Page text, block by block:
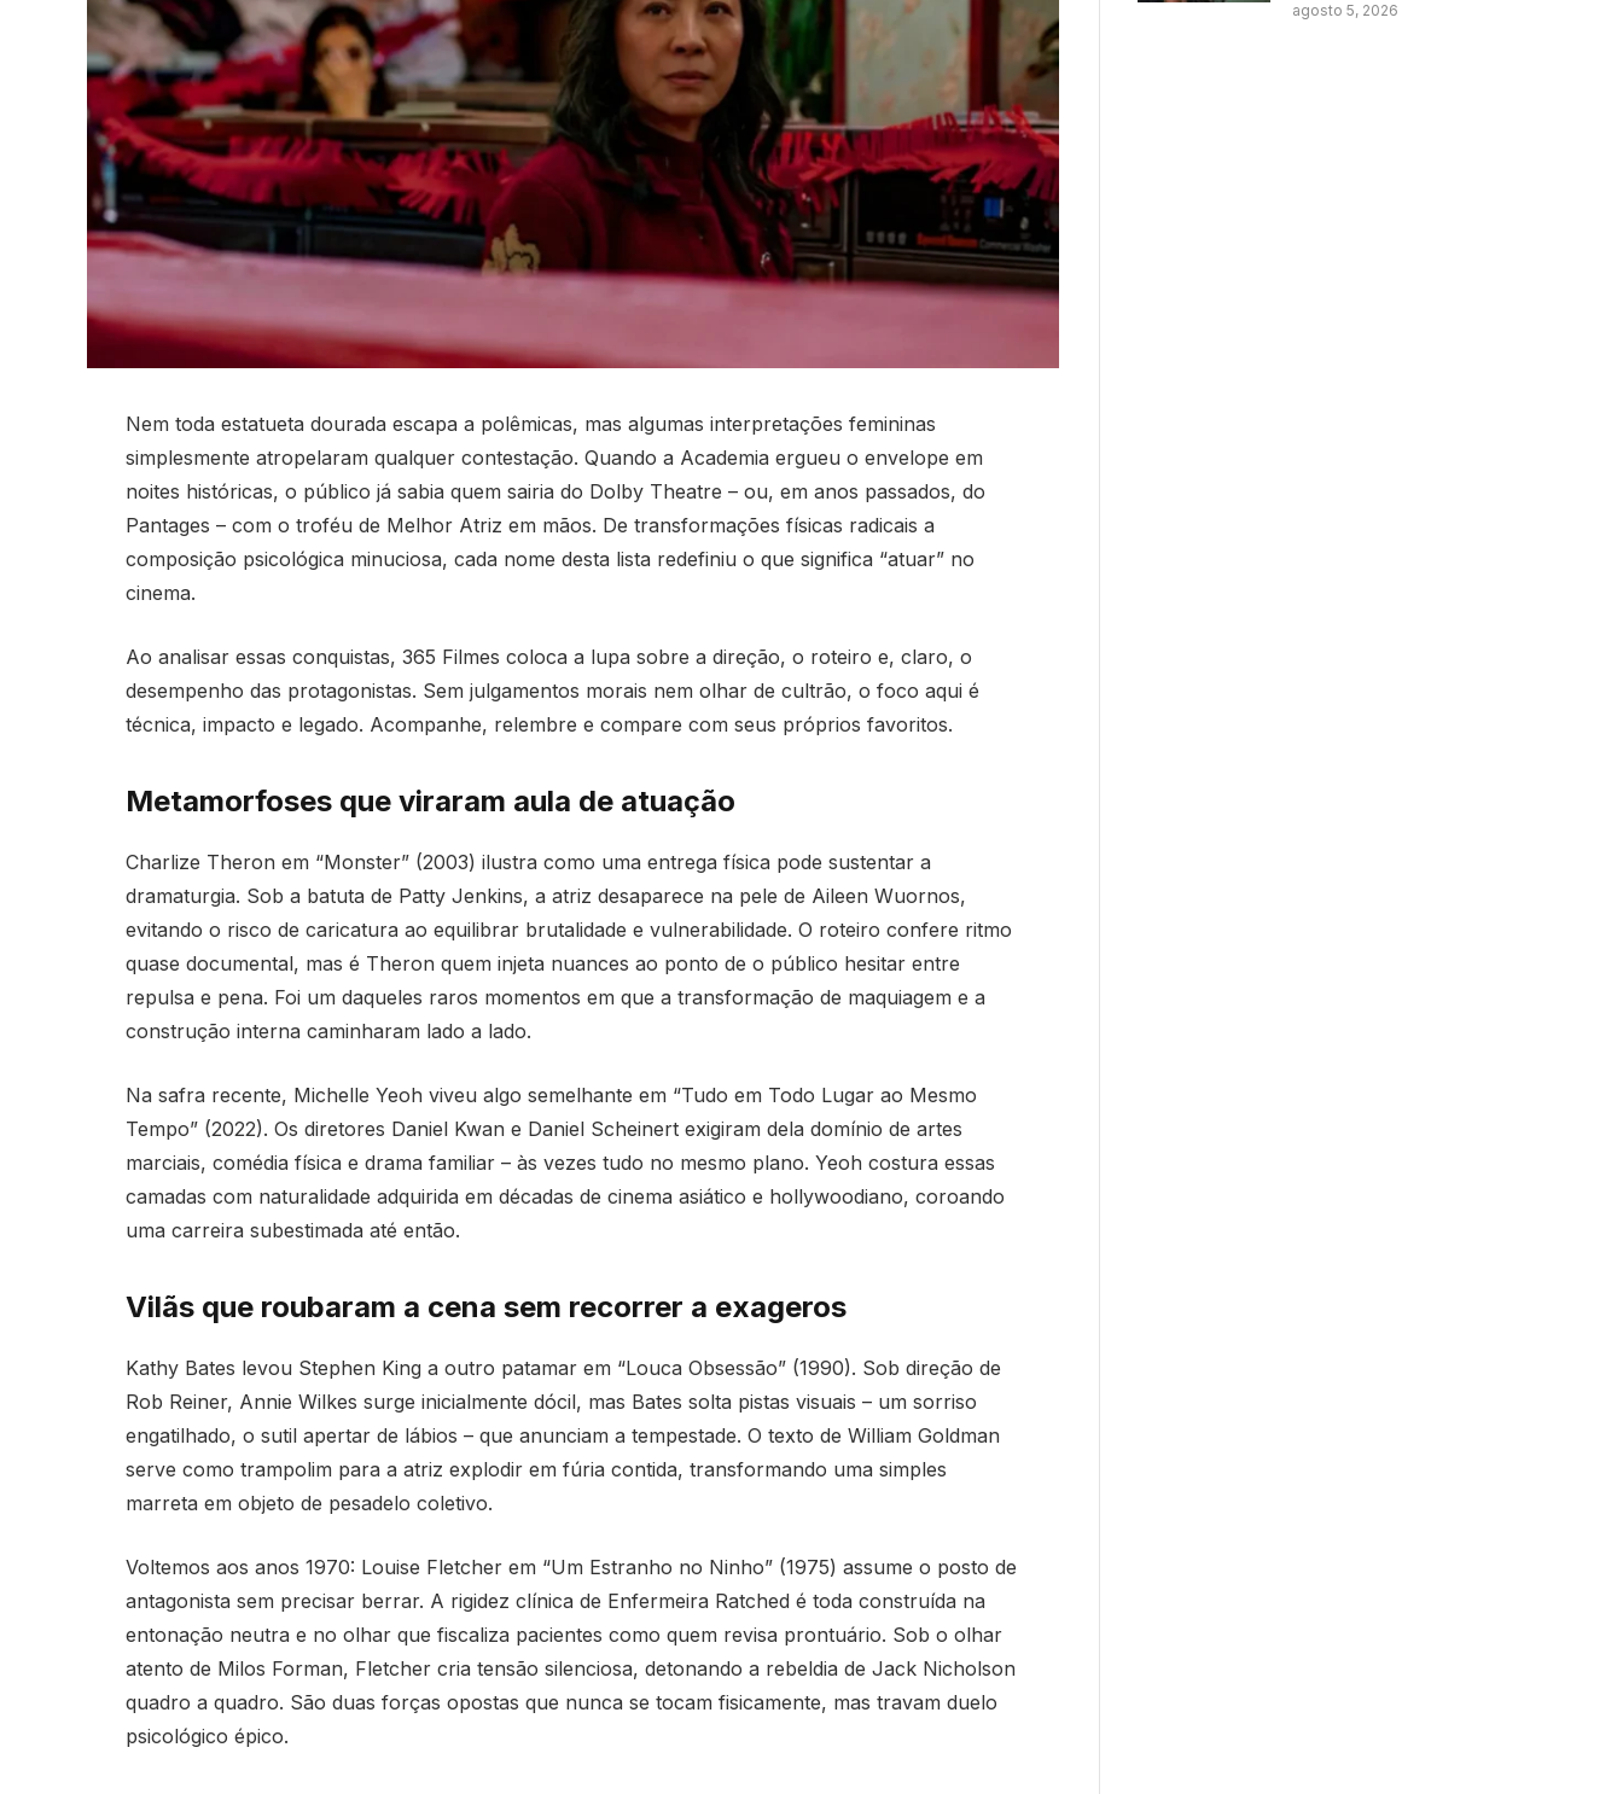
Nem toda estatueta dourada escapa a polêmicas, mas algumas interpretações femininas
simplesmente atropelaram qualquer contestação. Quando a Academia ergueu o envelope em
noites históricas, o público já sabia quem sairia do Dolby Theatre – ou, em anos passados, do
Pantages – com o troféu de Melhor Atriz em mãos. De transformações físicas radicais a
composição psicológica minuciosa, cada nome desta lista redefiniu o que significa “atuar” no
cinema.
Ao analisar essas conquistas, 365 Filmes coloca a lupa sobre a direção, o roteiro e, claro, o
desempenho das protagonistas. Sem julgamentos morais nem olhar de cultrão, o foco aqui é
técnica, impacto e legado. Acompanhe, relembre e compare com seus próprios favoritos.
Metamorfoses que viraram aula de atuação
Charlize Theron em “Monster” (2003) ilustra como uma entrega física pode sustentar a
dramaturgia. Sob a batuta de Patty Jenkins, a atriz desaparece na pele de Aileen Wuornos,
evitando o risco de caricatura ao equilibrar brutalidade e vulnerabilidade. O roteiro confere ritmo
quase documental, mas é Theron quem injeta nuances ao ponto de o público hesitar entre
repulsa e pena. Foi um daqueles raros momentos em que a transformação de maquiagem e a
construção interna caminharam lado a lado.
Na safra recente, Michelle Yeoh viveu algo semelhante em “Tudo em Todo Lugar ao Mesmo
Tempo” (2022). Os diretores Daniel Kwan e Daniel Scheinert exigiram dela domínio de artes
marciais, comédia física e drama familiar – às vezes tudo no mesmo plano. Yeoh costura essas
camadas com naturalidade adquirida em décadas de cinema asiático e hollywoodiano, coroando
uma carreira subestimada até então.
Vilãs que roubaram a cena sem recorrer a exageros
Kathy Bates levou Stephen King a outro patamar em “Louca Obsessão” (1990). Sob direção de
Rob Reiner, Annie Wilkes surge inicialmente dócil, mas Bates solta pistas visuais – um sorriso
engatilhado, o sutil apertar de lábios – que anunciam a tempestade. O texto de William Goldman
serve como trampolim para a atriz explodir em fúria contida, transformando uma simples
marreta em objeto de pesadelo coletivo.
Voltemos aos anos 1970: Louise Fletcher em “Um Estranho no Ninho” (1975) assume o posto de
antagonista sem precisar berrar. A rigidez clínica de Enfermeira Ratched é toda construída na
entonação neutra e no olhar que fiscaliza pacientes como quem revisa prontuário. Sob o olhar
atento de Milos Forman, Fletcher cria tensão silenciosa, detonando a rebeldia de Jack Nicholson
quadro a quadro. São duas forças opostas que nunca se tocam fisicamente, mas travam duelo
psicológico épico.
agosto 5, 2026